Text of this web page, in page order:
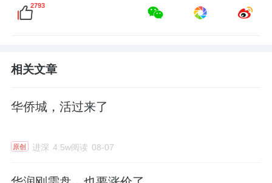
2793
相关文章
华侨城，活过来了
原创 进深 4.5w阅读 08-07